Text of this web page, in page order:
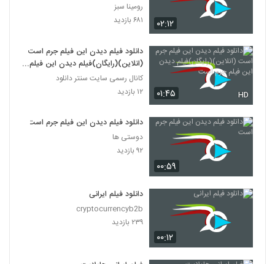
۰۲:۱۲
رومینا سبز
۶۸۱ بازدید
۰۱:۴۵ HD
دانلود فیلم دیدن این فیلم جرم است
(انلاین)(رایگان)فیلم دیدن این فیلم
جرم است
کانال رسمی سایت سنتر دانلود
۱۲ بازدید
۰۰:۵۹
دانلود فیلم دیدن این فیلم جرم است
دوستی ها
۹۲ بازدید
۰۰:۱۲
دانلود فیلم ایرانی
cryptocurrencyb2b
۲۳۹ بازدید